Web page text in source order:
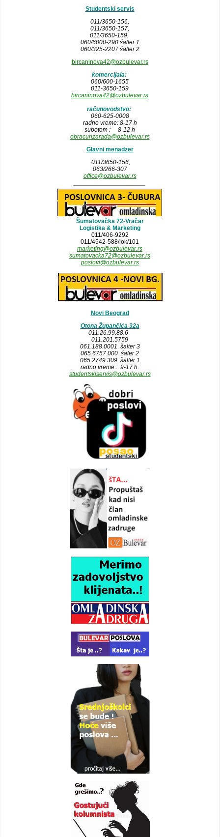
Studentski servis
011/3650-156,
011/3650-157,
011/3650-159,
060/6000-290 šalter 1
060/325-2207 šalter 2
bircaninova42@ozbulevar.rs
komercijala:
060/600-1655
011-3650-159
bircaninova42@ozbulevar.rs
računovodstvo:
060-625-0008
radno vreme: 8-17 h
subotom : 8-12 h
obracunzarada@ozbulevar.rs
Glavni menadzer
011/3650-156,
063/266-307
office@ozbulevar.rs
Šumatovačka 72-Vračar
Logistika & Marketing
011/406-9292
011/4542-588/lok/101
marketing@ozbulevar.rs
sumatovacka72@ozbulevar.rs
poslovi@ozbulevar.rs
Novi Beograd
Otona Župančića 32a
011.26.99.88.6
011.201.5759
061.188.0001 šalter 3
065.6757.000 šaler 2
065.2749.309 šalter 1
radno vreme : 9-17 h.
studentskiservis@ozbulevar.rs